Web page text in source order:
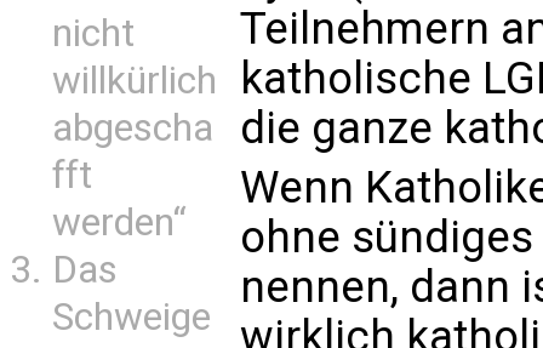
nicht
willkürlich
abgescha
fft
werden“
Das
Schweige
Teilnehmern
katholische
die ganze
Wenn
ohne
nennen, dann
wirklich